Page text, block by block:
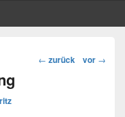
Beitragsnavigation
← zurück vor →